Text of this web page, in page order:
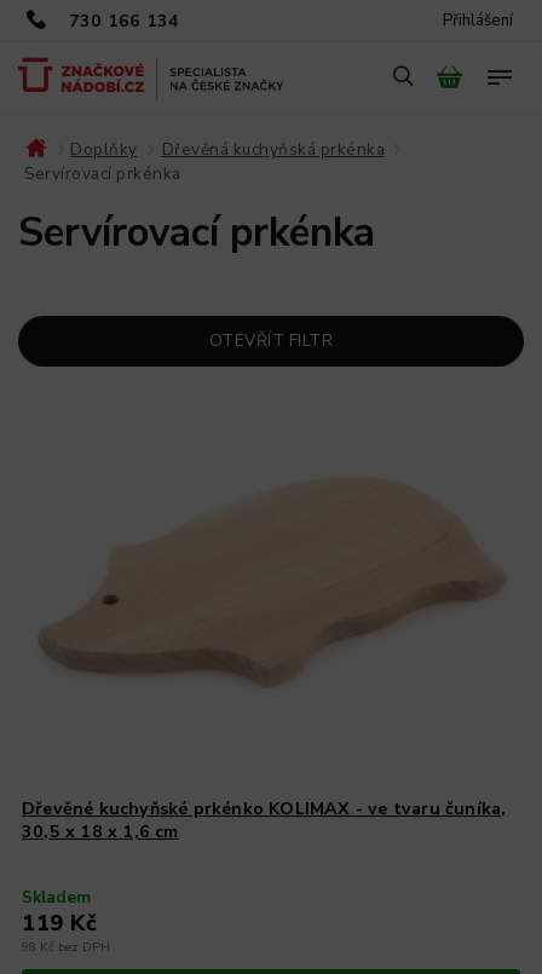
730 166 134 Přihlášení
Doplňky Dřevěná kuchyňská prkénka
Servírovací prkénka
Servírovací prkénka
OTEVŘÍT FILTR
Dřevěné kuchyňské prkénko KOLIMAX - ve tvaru čuníka,
30,5 x 18 x 1,6 cm
Skladem
98 Kč bez DPH
119 Kč